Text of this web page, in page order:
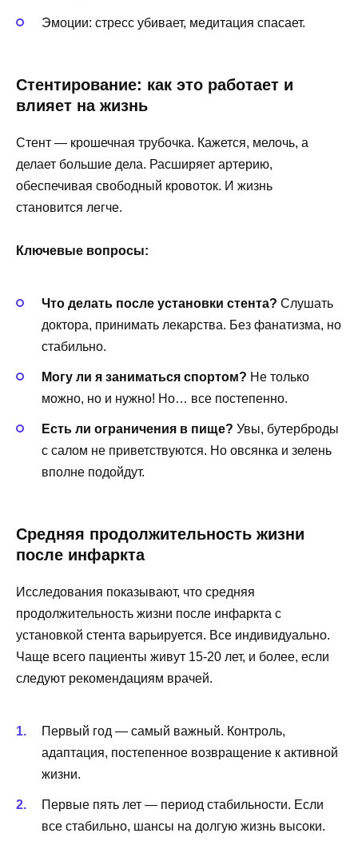
Эмоции: стресс убивает, медитация спасает.
Стентирование: как это работает и
влияет на жизнь
Стент — крошечная трубочка. Кажется, мелочь, а
делает большие дела. Расширяет артерию,
обеспечивая свободный кровоток. И жизнь
становится легче.
Ключевые вопросы:
Что делать после установки стента? Слушать
доктора, принимать лекарства. Без фанатизма, но
стабильно.
Могу ли я заниматься спортом? Не только
можно, но и нужно! Но… все постепенно.
Есть ли ограничения в пище? Увы, бутерброды
с салом не приветствуются. Но овсянка и зелень
вполне подойдут.
Средняя продолжительность жизни
после инфаркта
Исследования показывают, что средняя
продолжительность жизни после инфаркта с
установкой стента варьируется. Все индивидуально.
Чаще всего пациенты живут 15-20 лет, и более, если
следуют рекомендациям врачей.
Первый год — самый важный. Контроль,
адаптация, постепенное возвращение к активной
жизни.
Первые пять лет — период стабильности. Если
все стабильно, шансы на долгую жизнь высоки.